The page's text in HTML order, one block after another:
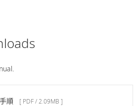
順 [ PDF / 2.09MB ]